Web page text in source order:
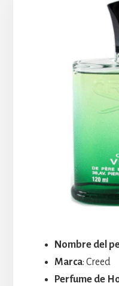
Nombre del
Marca: Creed
Perfume de